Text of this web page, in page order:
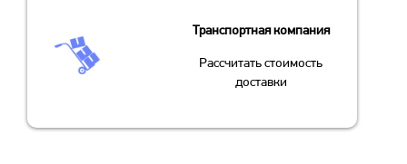
Транспортная компания
Рассчитать стоимость
доставки